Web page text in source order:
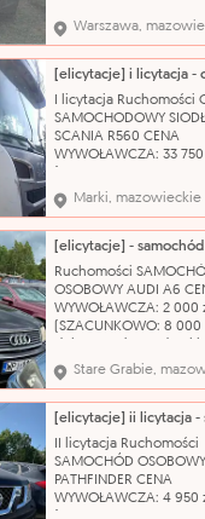
wycieków.
stanie
wieku i przebiegu
Powłoka lakiernicza w
dobrym z widocznymi
zarysowań, niewielkie
Warszawa,
I licytacja Ruchomości
SAMOCHODOWY
SCANIA R560 CENA
WYWOŁAWCZA: 33 750
Pojazd uszkodzony.
kluczyk Nazwa
Ciągnik siodłowy
Model: SERIA R
ciągnik siodłowy
silnika: 15607 cm³
paliwa: olej nap
Marki, mazowieckie
Ruchomości
OSOBOWY AUDI A6
WYWOŁAWCZA: 2 000
(SZACUNKOWO: 8 000
Nazwa katalogowa:
osobowy Marka: Audi
A6 Typ nadwozia:
Pojemność silnika:
Rodzaj paliwa:
produkcji: 2004
biegów: automatyczna
Stare Grabie,
II licytacja Ruchomości
SAMOCHÓD
PATHFINDER CENA
WYWOŁAWCZA: 4 950